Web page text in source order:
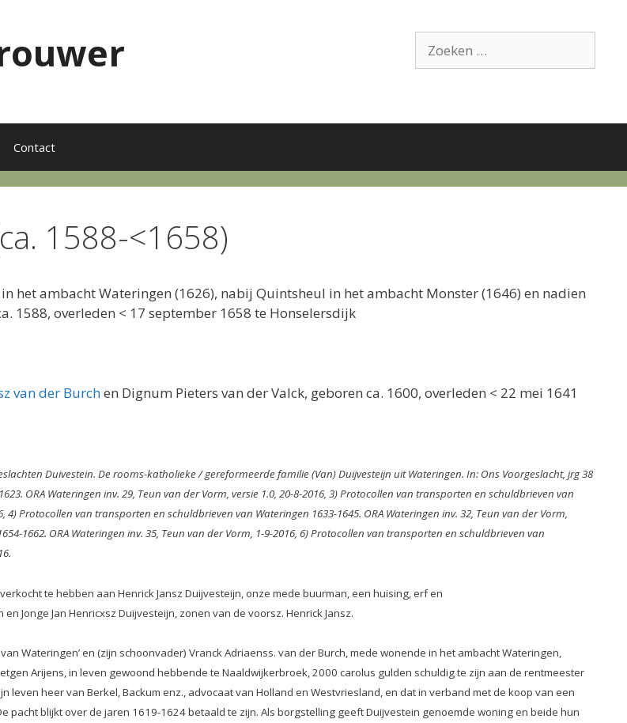
naar:
Contact
1588-<1658)
het ambacht Wateringen (1626), nabij Quintsheul in het ambacht Monster (1646) en nadien
1588, overleden < 17 september 1658 te Honselersdijk
van der Burchen Dignum Pieters van der Valck, geboren ca. 1600, overleden < 22 mei 1641
Duivestein. De rooms-katholieke / gereformeerde familie (Van) Duijvesteijn uit Wateringen. In: Ons Voorgeslacht, jrg 38
ORA Wateringen inv. 29, Teun van der Vorm, versie 1.0, 20-8-2016, 3) Protocollen van transporten en schuldbrieven van
4) Protocollen van transporten en schuldbrieven van Wateringen 1633-1645. ORA Wateringen inv. 32, Teun van der Vorm,
1662. ORA Wateringen inv. 35, Teun van der Vorm, 1-9-2016, 6) Protocollen van transporten en schuldbrieven van
verkocht te hebben aan Henrick Jansz Duijvesteijn, onze mede buurman, een huising, erf en
Jonge Jan Henricxsz Duijvesteijn, zonen van de voorsz. Henrick Jansz.
Wateringen’ en (zijn schoonvader) Vranck Adriaenss. van der Burch, mede wonende in het ambacht Wateringen,
Arijens, in leven gewoond hebbende te Naaldwijkerbroek, 2000 carolus gulden schuldig te zijn aan de rentmeester
heer van Berkel, Backum enz., advocaat van Holland en Westvriesland, en dat in verband met de koop van een
blijkt over de jaren 1619-1624 betaald te zijn. Als borgstelling geeft Duijvestein genoemde woning en beide hun